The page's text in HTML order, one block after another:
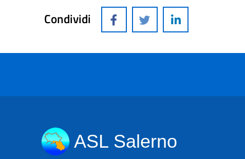
Condividi
ASL Salerno